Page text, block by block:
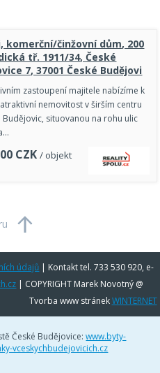
komerční/činžovní dům, 200
tř. 1911/34, České
7, 37001 České Budějovi
zastoupení majitele nabízíme k
nemovitost v širším centru
Budějovic, situovanou na rohu ulic
CZK / objekt
údajů | Kontakt tel. 733 530 920, e-
| COPYRIGHT Marek Novotný @
Tvorba www stránekWINTERNET
České Budějovice:www.byty-
vceskychbudejovicich.cz